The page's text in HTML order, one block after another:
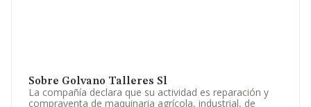
Sobre Golvano Talleres Sl
La compañía declara que su actividad es reparación y
compraventa de maquinaria agrícola, industrial, de